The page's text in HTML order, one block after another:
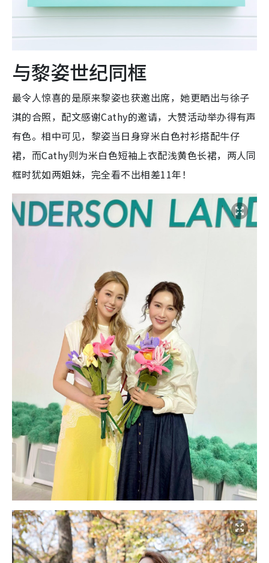
与黎姿世纪同框
最令人惊喜的是原来黎姿也获邀出席，她更晒出与徐子
淇的合照，配文感谢Cathy的邀请，大赞活动举办得有声
有色。相中可见，黎姿当日身穿米白色衬衫搭配牛仔
裙，而Cathy则为米白色短袖上衣配浅黄色长裙，两人同
框时犹如两姐妹，完全看不出相差11年！